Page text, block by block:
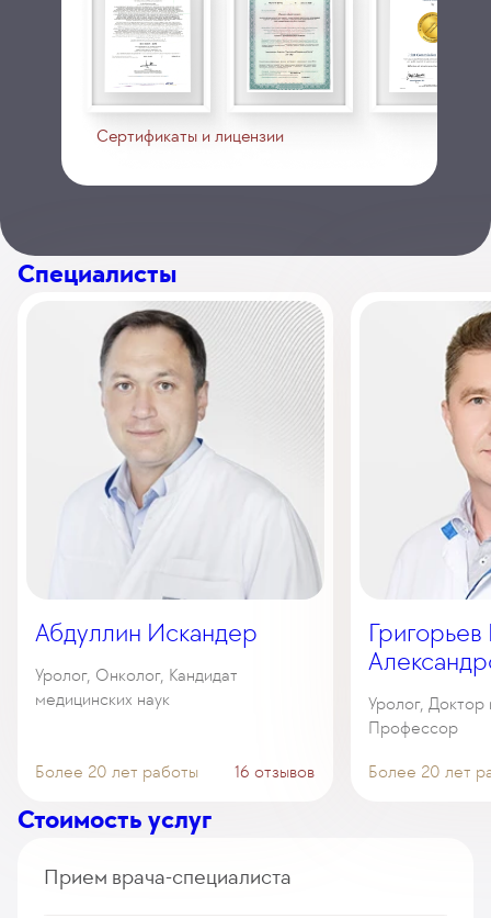
Сертификаты и лицензии
Специалисты
Абдуллин Искандер
Уролог, Онколог, Кандидат
медицинских наук
Более 20 лет работы 16 отзывов
Уролог, Доктор
Профессор
Более 20 лет
Стоимость услуг
Прием врача-специалиста